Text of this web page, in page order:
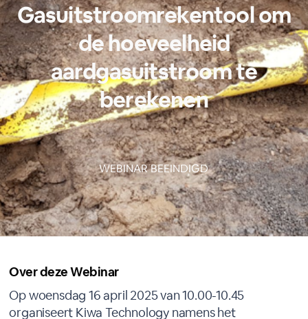
Gasuitstroomrekentool om
de hoeveelheid
aardgasuitstroom te
berekenen
WEBINAR BEEINDIGD
Over deze Webinar
Op woensdag 16 april 2025 van 10.00-10.45
organiseert Kiwa Technology namens het